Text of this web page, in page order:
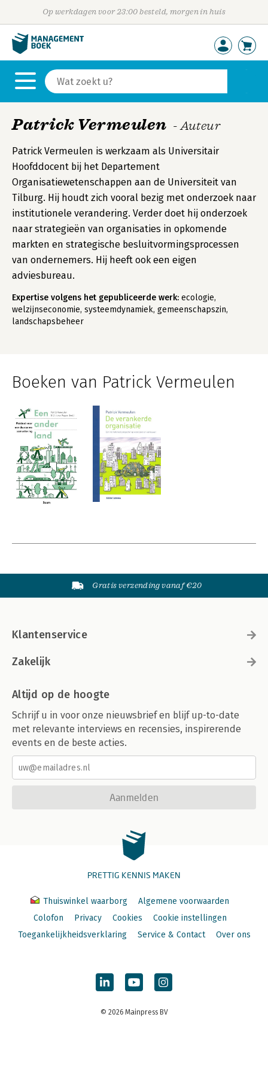
Op werkdagen voor 23:00 besteld, morgen in huis
Patrick Vermeulen - Auteur
Patrick Vermeulen is werkzaam als Universitair
Hoofddocent bij het Departement
Organisatiewetenschappen aan de Universiteit van
Tilburg. Hij houdt zich vooral bezig met onderzoek naar
institutionele verandering. Verder doet hij onderzoek
naar strategieën van organisaties in opkomende
markten en strategische besluitvormingsprocessen
van ondernemers. Hij heeft ook een eigen
adviesbureau.
Expertise volgens het gepubliceerde werk: ecologie,
welzijnseconomie, systeemdynamiek, gemeenschapszin,
landschapsbeheer
Boeken van Patrick Vermeulen
Gratis verzending vanaf €20
Klantenservice
Zakelijk
Altijd op de hoogte
Schrijf u in voor onze nieuwsbrief en blijf up-to-date
met relevante interviews en recensies, inspirerende
events en de beste acties.
Aanmelden
PRETTIG KENNIS MAKEN
Thuiswinkel waarborg
Algemene voorwaarden
Colofon
Privacy Cookies
Cookie instellingen
Toegankelijkheidsverklaring
Service & Contact Over ons
© 2026 Mainpress BV